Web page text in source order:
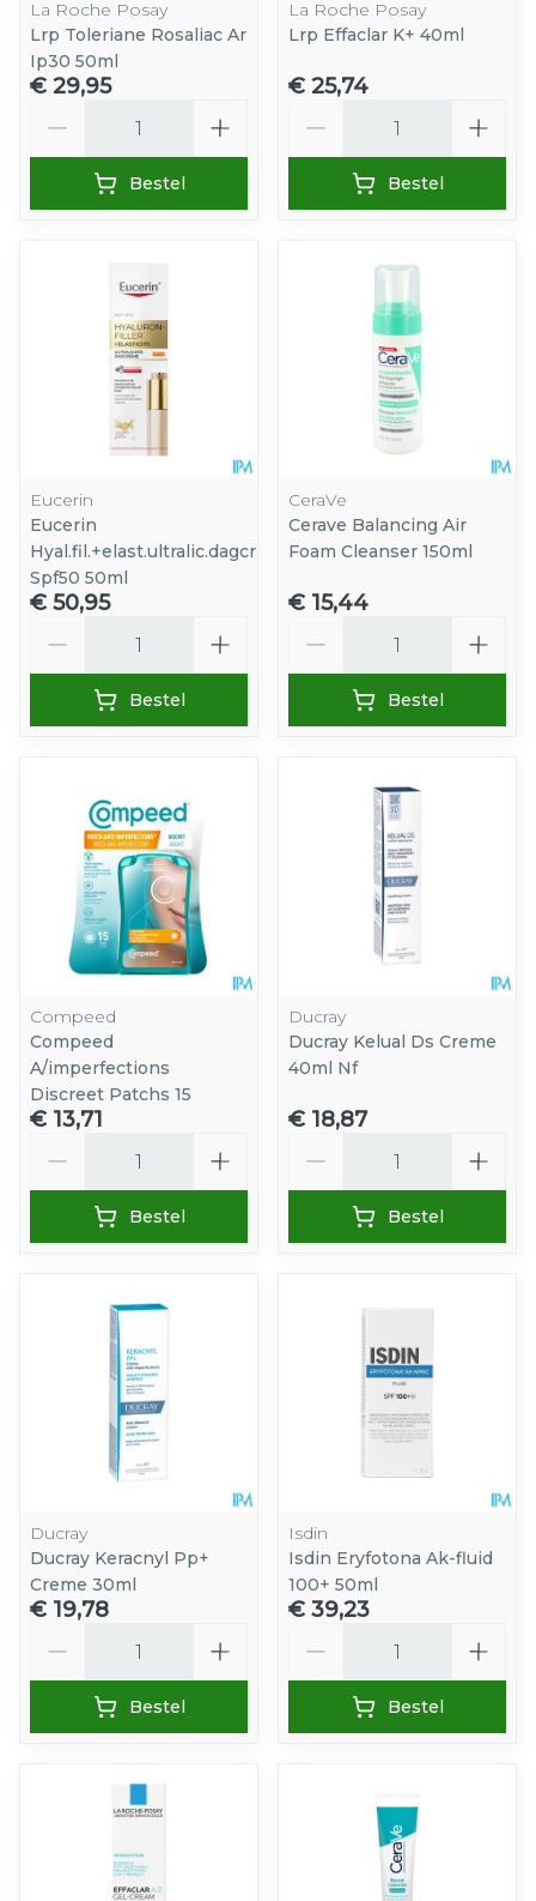
La Roche Posay
Lrp Toleriane Rosaliac Ar
Ip30 50ml
€ 29,95
Bestel
La Roche Posay
Lrp Effaclar K+ 40ml
€ 25,74
Bestel
Eucerin
Eucerin
Hyal.fil.+elast.ultralic.dagcr
Spf50 50ml
€ 50,95
Bestel
CeraVe
Cerave Balancing Air
Foam Cleanser 150ml
€ 15,44
Bestel
Compeed
Compeed
A/imperfections
Discreet Patchs 15
€ 13,71
Bestel
Ducray
Ducray Kelual Ds Creme
40ml Nf
€ 18,87
Bestel
Ducray
Ducray Keracnyl Pp+
Creme 30ml
€ 19,78
Bestel
Isdin
Isdin Eryfotona Ak-fluid
100+ 50ml
€ 39,23
Bestel